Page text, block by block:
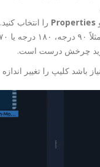
Properties را انتخاب کنید.
شود.
چرخش درست است.
کلیپ را تغییر اندازه